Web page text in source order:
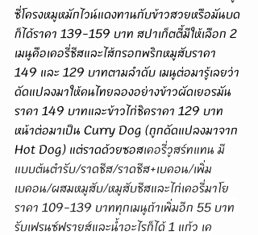
ซี่โครงหมูหมักไวน์แดงทานกับข้าวสวยหรือมันบด
ก็ได้ราคา 139-159 บาท สปาเก็ตตี้มีให้เลือก 2
เมนูคือเคอรี่ชีสและไส้กรอกพริกหมูสับราคา
149 และ 129 บาทตามลำดับ เมนูต่อมารู้เลยว่า
ดัดแปลงมาให้คนไทยลองอย่างข้าวผัดเยอรมัน
ราคา 149 บาทและข้าวไก่ชิคราคา 129 บาท
หน้าต่อมาเป็น Curry Dog (ถูกดัดแปลงมาจาก
Hot Dog) แต่ราดด้วยซอสเคอรี่วูสร์ทแทน มี
แบบต้นตำรับ/ราดชีส/ราดชีส+เบคอน/เพิ่ม
เบคอน/ผสมหมูสับ/หมูสับชีสและไก่เคอรี่มาโย
ราคา 109-139 บาททุกเมนูถ้าเพิ่มอีก 55 บาท
รับเฟรนซ์ฟรายส์และน้ำอะไรก็ได้ 1 แก้ว เค